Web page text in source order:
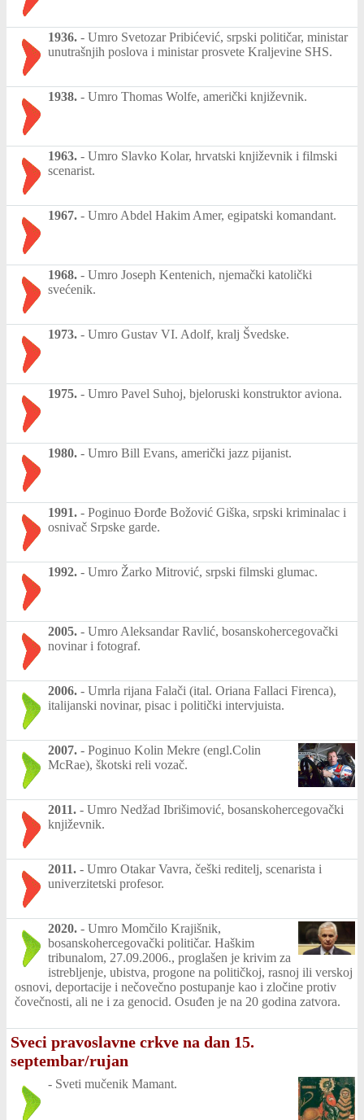
1936. - Umro Svetozar Pribićević, srpski političar, ministar
unutrašnjih poslova i ministar prosvete Kraljevine SHS.
1938. - Umro Thomas Wolfe, američki književnik.
1963. - Umro Slavko Kolar, hrvatski književnik i filmski
scenarist.
1967. - Umro Abdel Hakim Amer, egipatski komandant.
1968. - Umro Joseph Kentenich, njemački katolički
svećenik.
1973. - Umro Gustav VI. Adolf, kralj Švedske.
1975. - Umro Pavel Suhoj, bjeloruski konstruktor aviona.
1980. - Umro Bill Evans, američki jazz pijanist.
1991. - Poginuo Đorđe Božović Giška, srpski kriminalac i
osnivač Srpske garde.
1992. - Umro Žarko Mitrović, srpski filmski glumac.
2005. - Umro Aleksandar Ravlić, bosanskohercegovački
novinar i fotograf.
2006. - Umrla rijana Falači (ital. Oriana Fallaci Firenca),
italijanski novinar, pisac i politički intervjuista.
2007. - Poginuo Kolin Mekre (engl.Colin
McRae), škotski reli vozač.
2011. - Umro Nedžad Ibrišimović, bosanskohercegovački
književnik.
2011. - Umro Otakar Vavra, češki reditelj, scenarista i
univerzitetski profesor.
2020. - Umro Momčilo Krajišnik,
bosanskohercegovački političar. Haškim
tribunalom, 27.09.2006., proglašen je krivim za
istrebljenje, ubistva, progone na političkoj, rasnoj ili verskoj
osnovi, deportacije i nečovečno postupanje kao i zločine protiv
čovečnosti, ali ne i za genocid. Osuđen je na 20 godina zatvora.
Sveci pravoslavne crkve na dan 15.
septembar/rujan
- Sveti mučenik Mamant.